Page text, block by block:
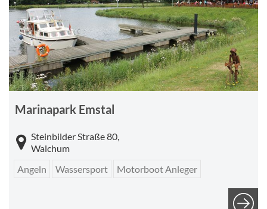
Marinapark Emstal
Steinbilder Straße 80,
Walchum
Angeln
Wassersport Motorboot Anleger